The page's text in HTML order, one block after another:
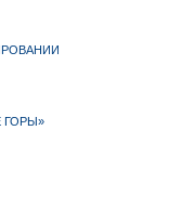
ГОРЫ»